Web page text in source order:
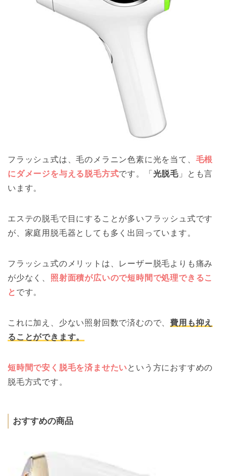
フラッシュ式は、毛のメラニン色素に光を当て、 毛根
にダメージを与える脱毛方式です。「 光脱毛 」とも言
います。
エステの脱毛で目にすることが多いフラッシュ式です
が、家庭用脱毛器としても多く出回っています。
フラッシュ式のメリットは、レーザー脱毛よりも痛み
が少なく、 照射面積が広いので短時間で処理できるこ
と です。
これに加え、少ない照射回数で済むので、費用も抑え
ることができます。
短時間で安く脱毛を済ませたいという方におすすめの
脱毛方式です。
おすすめの商品